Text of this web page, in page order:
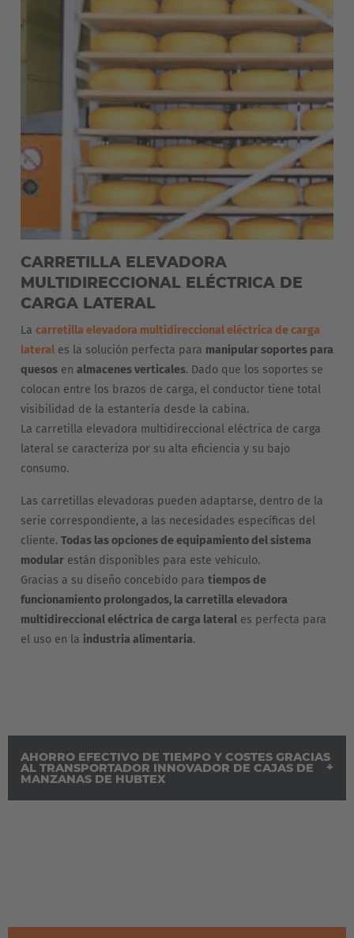
CARRETILLA ELEVADORA
MULTIDIRECCIONAL ELÉCTRICA DE
CARGA LATERAL
La carretilla elevadora multidireccional eléctrica de carga
lateral es la solución perfecta para manipular soportes para
quesos en almacenes verticales. Dado que los soportes se
colocan entre los brazos de carga, el conductor tiene total
visibilidad de la estantería desde la cabina.
La carretilla elevadora multidireccional eléctrica de carga
lateral se caracteriza por su alta eficiencia y su bajo
consumo.
Las carretillas elevadoras pueden adaptarse, dentro de la
serie correspondiente, a las necesidades específicas del
cliente. Todas las opciones de equipamiento del sistema
modular están disponibles para este vehículo.
Gracias a su diseño concebido para tiempos de
funcionamiento prolongados, la carretilla elevadora
multidireccional eléctrica de carga lateral es perfecta para
el uso en la industria alimentaria.
AHORRO EFECTIVO DE TIEMPO Y COSTES GRACIAS
AL TRANSPORTADOR INNOVADOR DE CAJAS DE
MANZANAS DE HUBTEX